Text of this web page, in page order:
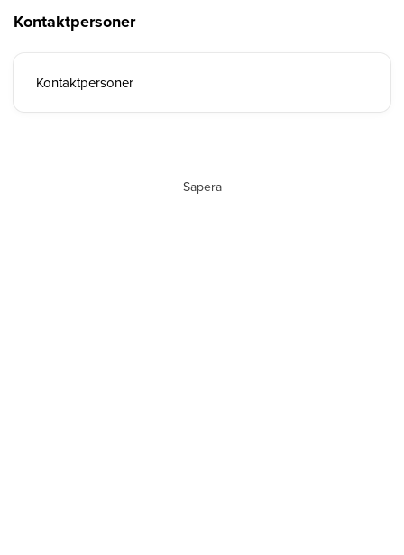
Kontaktpersoner
Kontaktpersoner
Sapera